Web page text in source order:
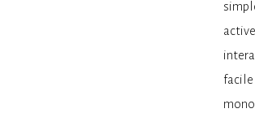
facile